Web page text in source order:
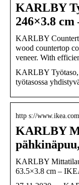
KARLBY
246×3.8
KARLBY
wood countertop
veneer. With
KARLBY Työtaso,
työtasossa
http s://
KARLBY
KARLBY
63.5×3.8 cm –